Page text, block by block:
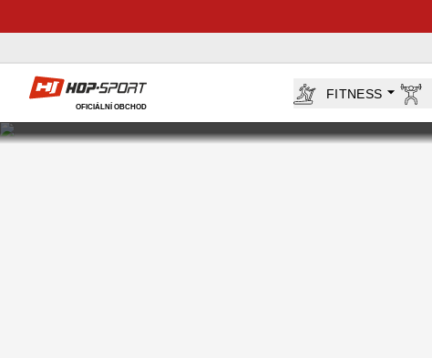
Hop-Sport.cz
OFICIÁLNÍ OBCHOD
FITNESS